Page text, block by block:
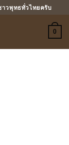
วพุทธทั่วไทยครับ
0